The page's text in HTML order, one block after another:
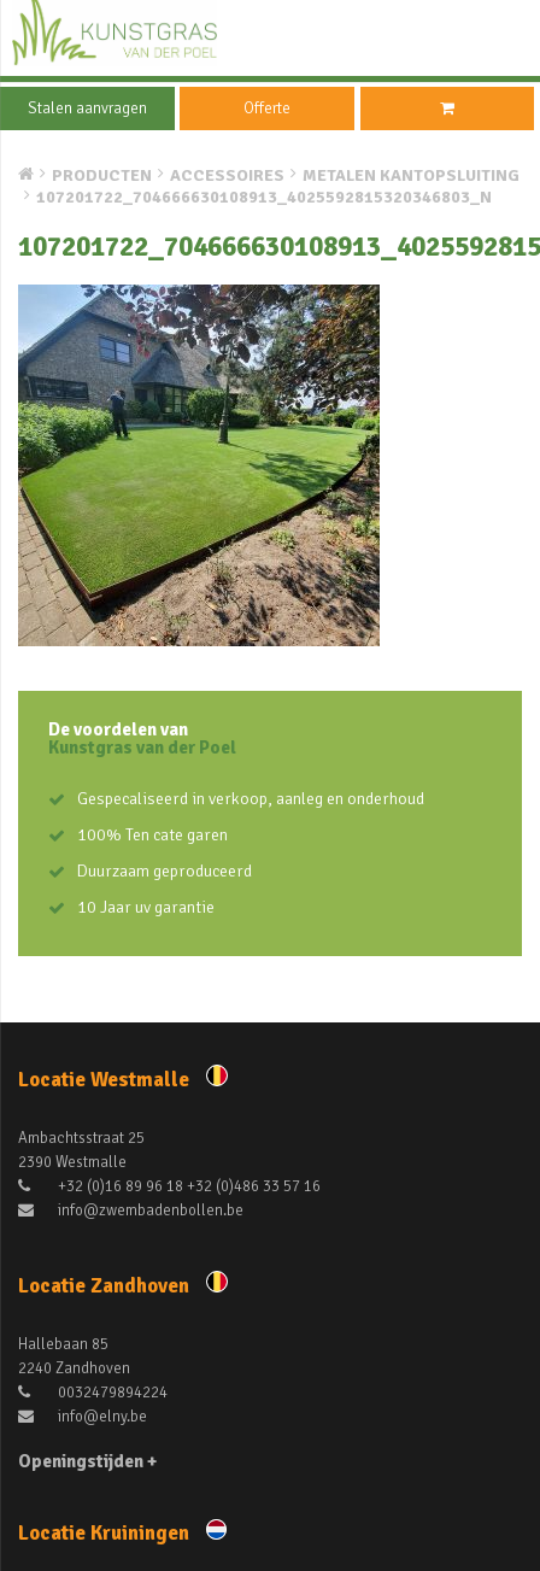
Stalen aanvragen Offerte
PRODUCTEN ACCESSOIRES
METALEN KANTOPSLUITING
107201722_704666630108913_4025592815320346803_N
De voordelen van
Kunstgras van der Poel
Gespecaliseerd in verkoop, aanleg en onderhoud
100% Ten cate garen
Duurzaam geproduceerd
10 Jaar uv garantie
Locatie Westmalle
Ambachtsstraat 25
2390 Westmalle
+32 (0)16 89 96 18 +32 (0)486 33 57 16
info@zwembadenbollen.be
Locatie Zandhoven
Hallebaan 85
2240 Zandhoven
0032479894224
info@elny.be
Openingstijden +
Locatie Kruiningen